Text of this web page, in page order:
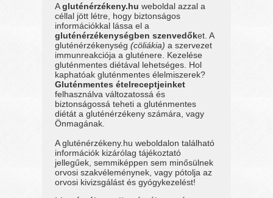
Agluténérzékeny.hu weboldal azzal a
céllal jött létre, hogy biztonságos
információkkal lássa el a
gluténérzékenységben szenvedőket. A
gluténérzékenység(cöliákia) a szervezet
immunreakciója a gluténere. Kezelése
gluténmentes diétával lehetséges. Hol
kaphatóak gluténmentes élelmiszerek?
Gluténmentes ételreceptjeinket
felhasználva változatossá és
biztonságossá teheti a gluténmentes
diétát a gluténérzékeny számára, vagy
Önmagának.
A gluténérzékeny.hu weboldalon található
információk kizárólag tájékoztató
jellegűek, semmiképpen sem minősülnek
orvosi szakvéleménynek, vagy pótolja az
orvosi kivizsgálást és gyógykezelést!